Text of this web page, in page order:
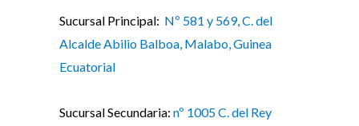
Sucursal Principal: Nº 581 y 569, C. del
Alcalde Abilio Balboa, Malabo, Guinea
Ecuatorial
Sucursal Secundaria: nº 1005 C. del Rey